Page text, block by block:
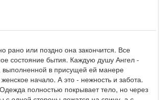
рано или поздно она закончится. Все
состояние бытия. Каждую душу Ангел -
выполненной в присущей ей манере
начало. А это - нежность и забота.
полностью покрывает тело, но через